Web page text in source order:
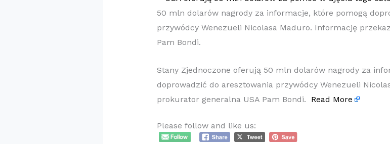
50 mln dolarów nagrody za informacje, które pomogą
przywódcy Wenezueli Nicolasa Maduro. Informację
Pam Bondi.
Stany Zjednoczone oferują 50 mln dolarów nagrody za
doprowadzić do aresztowania przywódcy Wenezueli
prokurator generalna USA Pam Bondi. Read More
Please follow and like us: